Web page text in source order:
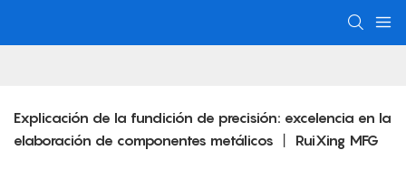
Explicación de la fundición de precisión: excelencia en la
elaboración de componentes metálicos 丨 RuiXing MFG